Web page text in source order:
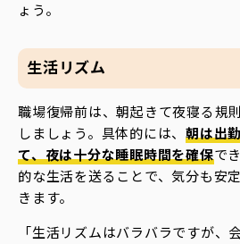
ょう。
生活リズム
職場復帰前は、朝起きて夜寝る規
しましょう。具体的には、 朝は出
て、夜は十分な睡眠時間を確保で
的な生活を送ることで、気分も安
きます。
「生活リズムはバラバラですが、